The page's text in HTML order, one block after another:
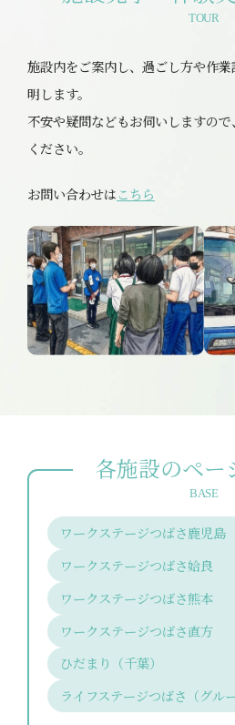
TOUR
施設内をご案内し、過ごし方や作
明します。
不安や疑問などもお伺いしますの
ください。
お問い合わせは こちら
各施設のペー
BASE
ワークステージつばさ鹿児島
ワークステージつばさ姶良
ワークステージつばさ熊本
ワークステージつばさ直方
ひだまり（千葉）
ライフステージつばさ（グル